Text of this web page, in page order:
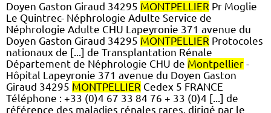
Doyen Gaston Giraud 34295 MONTPELLIER Pr Moglie
Le Quintrec- Néphrologie Adulte Service de
Néphrologie Adulte CHU Lapeyronie 371 avenue du
Doyen Gaston Giraud 34295 MONTPELLIER Protocoles
nationaux de [...] de Transplantation Rénale
Département de Néphrologie CHU de Montpellier -
Hôpital Lapeyronie 371 avenue du Doyen Gaston
Giraud 34295 MONTPELLIER Cedex 5 FRANCE
Téléphone : +33 (0)4 67 33 84 76 + 33 (0)4 [...] de
référence des maladies rénales rares, dirigé par le